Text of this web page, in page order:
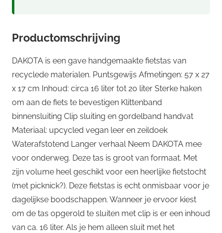
Productomschrijving
DAKOTA is een gave handgemaakte fietstas van
recyclede materialen. Puntsgewijs Afmetingen: 57 x 27
x 17 cm Inhoud: circa 16 liter tot 20 liter Sterke haken
om aan de fiets te bevestigen Klittenband
binnensluiting Clip sluiting en gordelband handvat
Materiaal: upcycled vegan leer en zeildoek
Waterafstotend Langer verhaal Neem DAKOTA mee
voor onderweg. Deze tas is groot van formaat. Met
zijn volume heel geschikt voor een heerlijke fietstocht
(met picknick?). Deze fietstas is echt onmisbaar voor je
dagelijkse boodschappen. Wanneer je ervoor kiest
om de tas opgerold te sluiten met clip is er een inhoud
van ca. 16 liter. Als je hem alleen sluit met het